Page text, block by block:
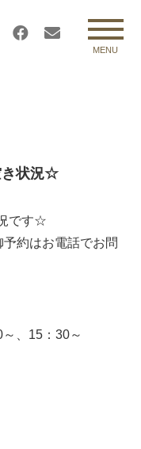
MENU
き状況☆
です☆
約はお電話でお問
、15：30～